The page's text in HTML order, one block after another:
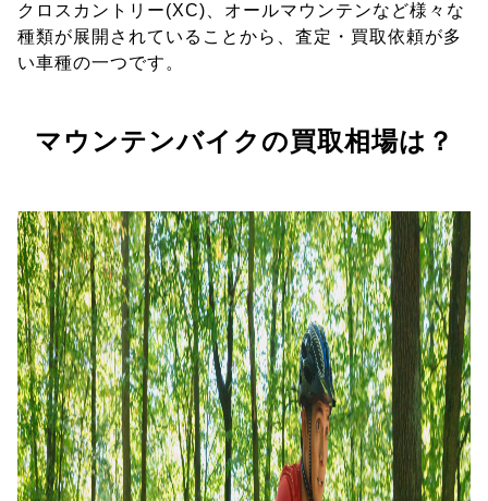
クロスカントリー(XC)、オールマウンテンなど様々な
種類が展開されていることから、査定・買取依頼が多
い車種の一つです。
マウンテンバイクの買取相場は？